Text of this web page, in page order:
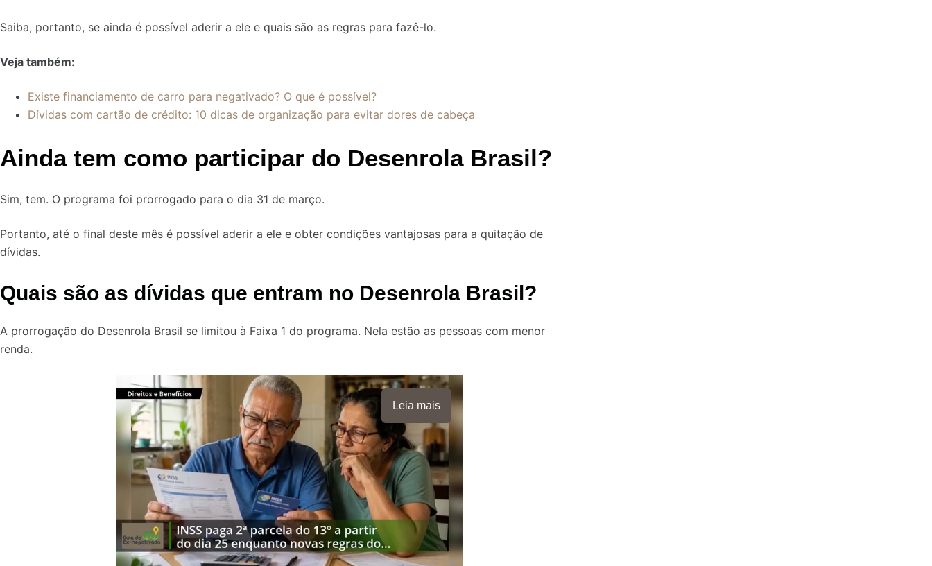
Saiba, portanto, se ainda é possível aderir a ele e quais são as regras para fazê-lo.
Veja também:
Existe financiamento de carro para negativado? O que é possível?
Dívidas com cartão de crédito: 10 dicas de organização para evitar dores de cabeça
Ainda tem como participar do Desenrola Brasil?
Sim, tem. O programa foi prorrogado para o dia 31 de março.
Portanto, até o final deste mês é possível aderir a ele e obter condições vantajosas para a quitação de
dívidas.
Quais são as dívidas que entram no Desenrola Brasil?
A prorrogação do Desenrola Brasil se limitou à Faixa 1 do programa. Nela estão as pessoas com menor
renda.
Leia mais